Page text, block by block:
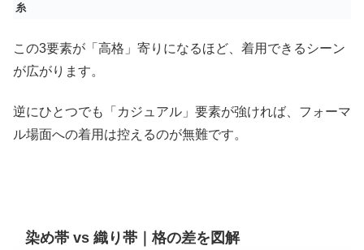
糸
この3要素が「高格」寄りになるほど、着用できるシーン
が広がります。
逆にひとつでも「カジュアル」要素が強ければ、フォーマ
ル場面への着用は控えるのが無難です。
染め帯 vs 織り帯｜格の差を図解